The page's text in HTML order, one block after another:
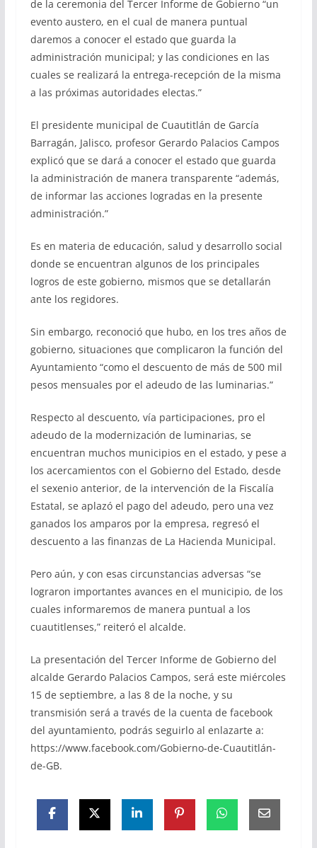
de la ceremonia del Tercer Informe de Gobierno “un
evento austero, en el cual de manera puntual
daremos a conocer el estado que guarda la
administración municipal; y las condiciones en las
cuales se realizará la entrega-recepción de la misma
a las próximas autoridades electas.”
El presidente municipal de Cuautitlán de García
Barragán, Jalisco, profesor Gerardo Palacios Campos
explicó que se dará a conocer el estado que guarda
la administración de manera transparente “además,
de informar las acciones logradas en la presente
administración.”
Es en materia de educación, salud y desarrollo social
donde se encuentran algunos de los principales
logros de este gobierno, mismos que se detallarán
ante los regidores.
Sin embargo, reconoció que hubo, en los tres años de
gobierno, situaciones que complicaron la función del
Ayuntamiento “como el descuento de más de 500 mil
pesos mensuales por el adeudo de las luminarias.”
Respecto al descuento, vía participaciones, pro el
adeudo de la modernización de luminarias, se
encuentran muchos municipios en el estado, y pese a
los acercamientos con el Gobierno del Estado, desde
el sexenio anterior, de la intervención de la Fiscalía
Estatal, se aplazó el pago del adeudo, pero una vez
ganados los amparos por la empresa, regresó el
descuento a las finanzas de La Hacienda Municipal.
Pero aún, y con esas circunstancias adversas “se
lograron importantes avances en el municipio, de los
cuales informaremos de manera puntual a los
cuautitlenses,” reiteró el alcalde.
La presentación del Tercer Informe de Gobierno del
alcalde Gerardo Palacios Campos, será este miércoles
15 de septiembre, a las 8 de la noche, y su
transmisión será a través de la cuenta de facebook
del ayuntamiento, podrás seguirlo al enlazarte a:
https://www.facebook.com/Gobierno-de-Cuautitlán-
de-GB.